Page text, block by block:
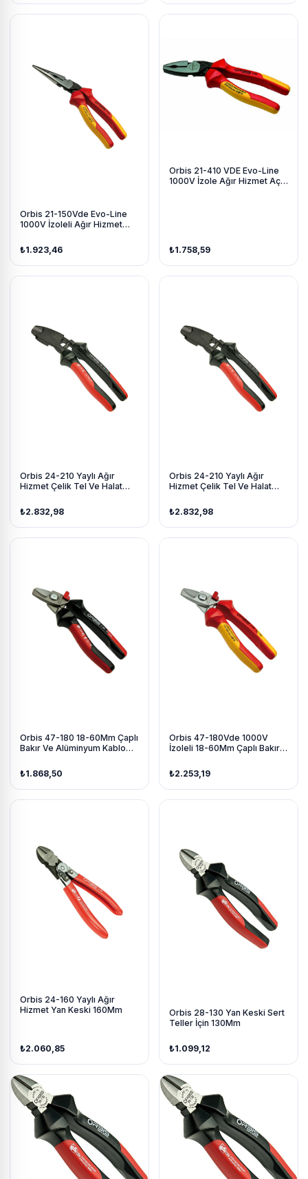
Orbis 21-150Vde Evo-Line
1000V İzoleli Ağır Hizmet
₺1.923,46
Orbis 21-410 VDE Evo-Line
1000V İzole Ağır Hizmet Açılı
₺1.758,59
Orbis 24-210 Yaylı Ağır
Hizmet Çelik Tel Ve Halat
₺2.832,98
Orbis 24-210 Yaylı Ağır
Hizmet Çelik Tel Ve Halat
₺2.832,98
Orbis 47-180 18-60Mm Çaplı
Bakır Ve Alüminyum Kablo
₺1.868,50
Orbis 47-180Vde 1000V
İzoleli 18-60Mm Çaplı Bakır
180 Mm
₺2.253,19
Orbis 24-160 Yaylı Ağır
Hizmet Yan Keski 160Mm
₺2.060,85
Orbis 28-130 Yan Keski Sert
Teller İçin 130Mm
₺1.099,12